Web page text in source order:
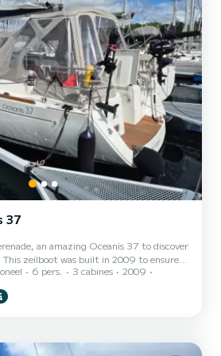
37
an amazing Oceanis 37 to discover
zeilboot was built in 2009 to ensure
sea. The boat has 3 cabins
of 6 people. With an overall length
best ally to spend an exceptional
6 pers. 3 cabines
2009